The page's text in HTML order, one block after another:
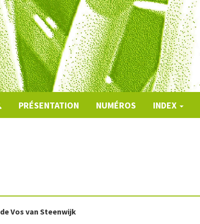
PRÉSENTATION NUMÉROS INDEX
de Vos van Steenwijk